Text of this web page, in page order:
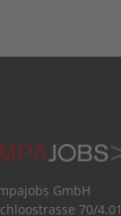
GmbH
70/4.01